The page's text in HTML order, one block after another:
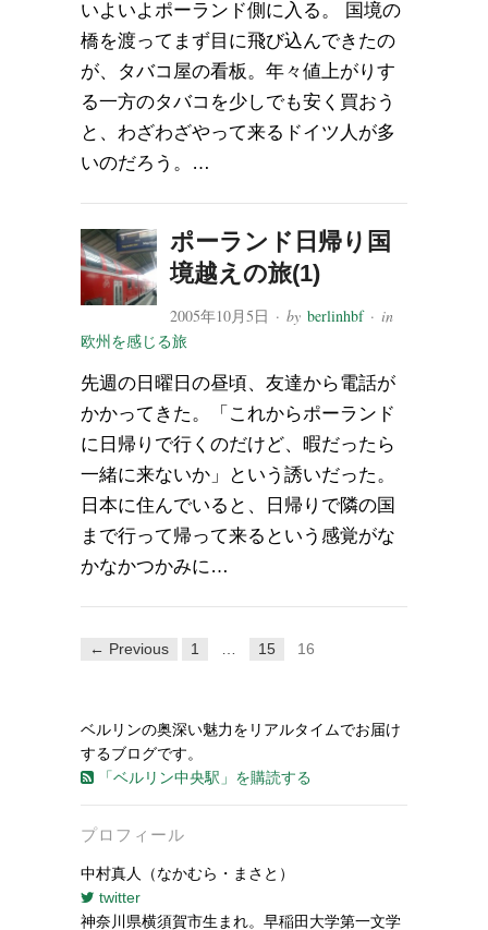
いよいよポーランド側に入る。 国境の
橋を渡ってまず目に飛び込んできたの
が、タバコ屋の看板。年々値上がりす
る一方のタバコを少しでも安く買おう
と、わざわざやって来るドイツ人が多
いのだろう。…
ポーランド日帰り国
境越えの旅(1)
2005年10月5日 · byberlinhbf· in
欧州を感じる旅
先週の日曜日の昼頃、友達から電話が
かかってきた。「これからポーランド
に日帰りで行くのだけど、暇だったら
一緒に来ないか」という誘いだった。
日本に住んでいると、日帰りで隣の国
まで行って帰って来るという感覚がな
かなかつかみに…
← Previous 1 15 16
ベルリンの奥深い魅力をリアルタイムでお届け
するブログです。
「ベルリン中央駅」を購読する
プロフィール
中村真人（なかむら・まさと）
twitter
神奈川県横須賀市生まれ。早稲田大学第一文学